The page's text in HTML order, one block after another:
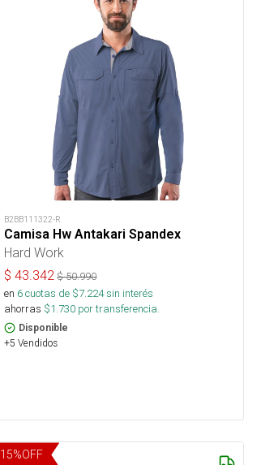
B2BB111322-R
Camisa Hw Antakari Spandex
Hard Work
$43.342 $50.990
en 6cuotas de $7.224sin interés
ahorras $1.730 por transferencia.
Disponible
+5 Vendidos
15%OFF